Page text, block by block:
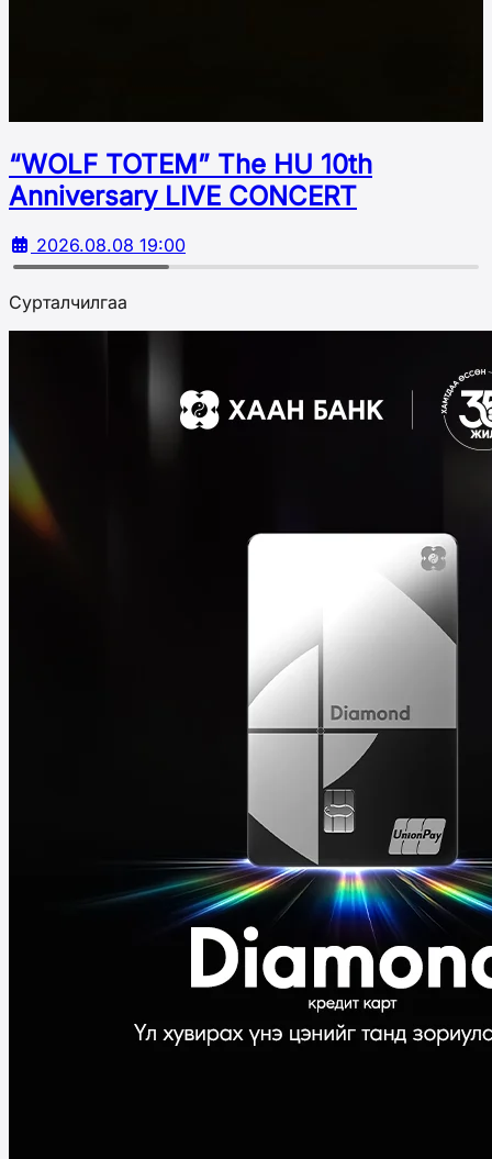
“WOLF TOTEM” The HU 10th
Аnniversary LIVE CONCERT
2026.08.08 19:00
Сурталчилгаа